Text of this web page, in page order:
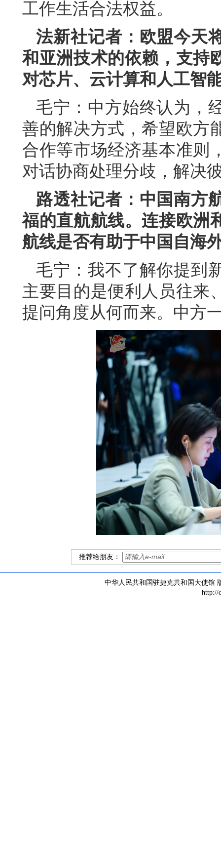
工作生活合法权益。
法新社记者：欧盟今天
和亚洲技术的依赖，支持
对芯片、云计算和人工智
毛宁：中方始终认为，
善的解决方式，希望欧方
合作等市场经济基本准则
对话协商处理分歧，解决
路透社记者：中国南方
福的直航航线。连接欧洲
航线是否有助于中国自海
毛宁：我不了解你提到
主要目的是便利人员往来
提问角度从何而来。中方
推荐给朋友：
中华人民共和国驻捷克共和国大使馆
http://